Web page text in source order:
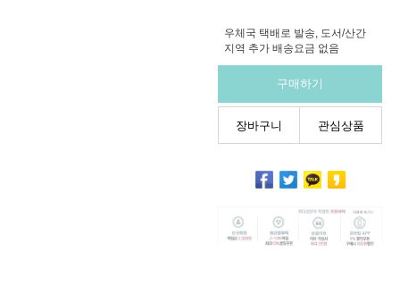
우체국 택배로 발송, 도서/산간
지역 추가 배송요금 없음
구매하기
장바구니 관심상품